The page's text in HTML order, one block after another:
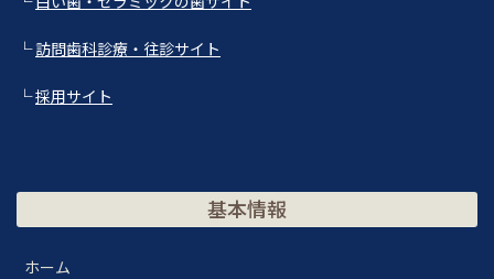
└訪問歯科診療・往診サイト
└採用サイト
基本情報
ホーム